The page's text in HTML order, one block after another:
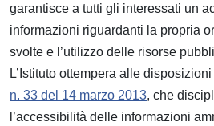
garantisce a tutti gli interessati un
informazioni riguardanti la propria
svolte e l’utilizzo delle risorse
L’Istituto ottempera alle disposizioni
n. 33 del 14 marzo 2013, che
l’accessibilità delle informazioni